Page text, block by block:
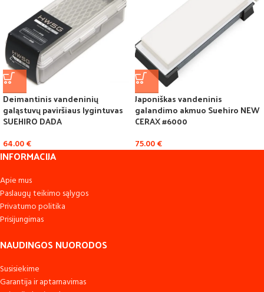
Deimantinis vandeninių
galąstuvų paviršiaus lygintuvas
SUEHIRO DADA
64.00€
Japoniškas vandeninis
galandimo akmuo Suehiro NEW
CERAX #6000
75.00€
INFORMACIJA
Apie mus
Paslaugų teikimo sąlygos
Privatumo politika
Prisijungimas
NAUDINGOS NUORODOS
Susisiekime
Garantija ir aptarnavimas